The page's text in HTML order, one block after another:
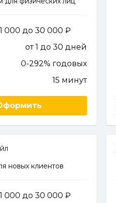
000 до 30 000
от 1 до 30 дней
0-292% годовых
15 минут
новых клиентов
000 до 30 000